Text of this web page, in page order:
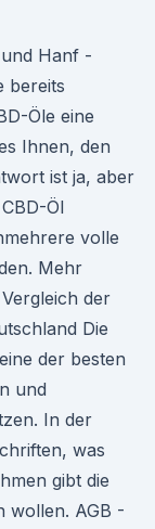
Hanf -
bereits
Öle eine
Ihnen, den
ist ja, aber
Öl
volle
Mehr
der
Die
der besten
und
In der
was
gibt die
wollen. AGB -